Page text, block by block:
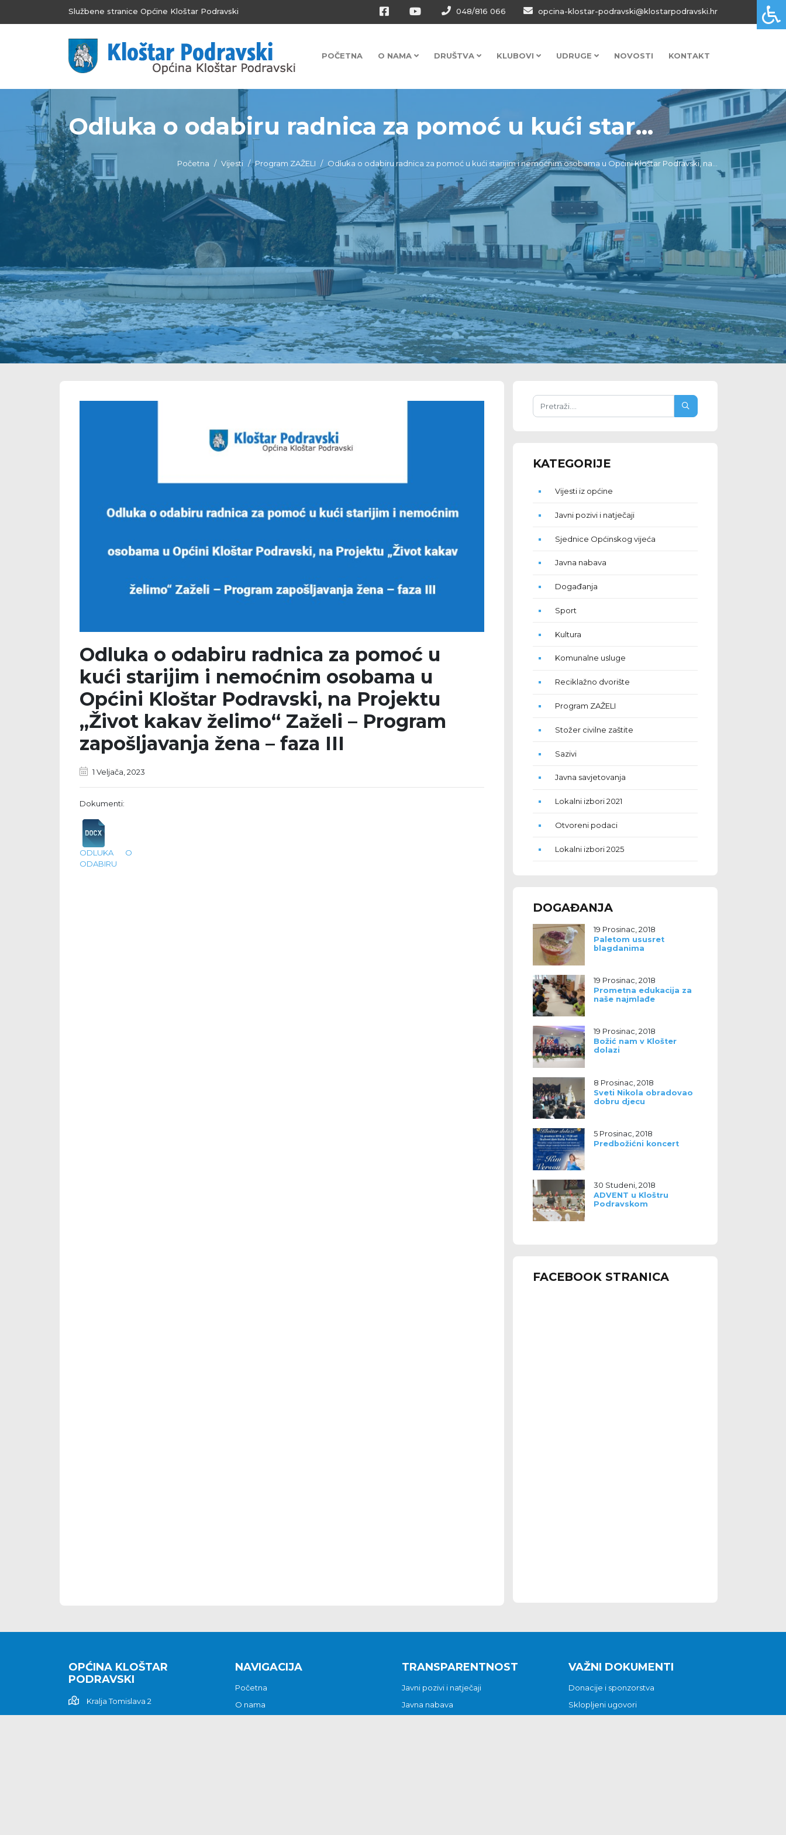
Službene stranice Općine Kloštar Podravski 048/816 066 opcina-klostar-podravski@klostarpodravski.hr
POČETNA O NAMA DRUŠTVA KLUBOVI UDRUGE NOVOSTI KONTAKT
Odluka o odabiru radnica za pomoć u kući star...
Početna Vijesti Program ZAŽELI Odluka o odabiru radnica za pomoć u kući starijim i nemoćnim osobama u Općini Kloštar Podravski, na...
Odluka o odabiru radnica za pomoć u
kući starijim i nemoćnim osobama u
Općini Kloštar Podravski, na Projektu
„Život kakav želimo“ Zaželi – Program
zapošljavanja žena – faza III
1 Veljača, 2023
Dokumenti:
ODLUKA O
ODABIRU
KATEGORIJE
Vijesti iz općine
Javni pozivi i natječaji
Sjednice Općinskog vijeća
Javna nabava
Događanja
Sport
Kultura
Komunalne usluge
Reciklažno dvorište
Program ZAŽELI
Stožer civilne zaštite
Sazivi
Javna savjetovanja
Lokalni izbori 2021
Otvoreni podaci
Lokalni izbori 2025
DOGAĐANJA
19 Prosinac, 2018
Paletom ususret
blagdanima
19 Prosinac, 2018
Prometna edukacija za
naše najmlađe
19 Prosinac, 2018
Božić nam v Klošter
dolazi
8 Prosinac, 2018
Sveti Nikola obradovao
dobru djecu
5 Prosinac, 2018
Predbožićni koncert
30 Studeni, 2018
ADVENT u Kloštru
Podravskom
FACEBOOK STRANICA
OPĆINA KLOŠTAR
PODRAVSKI
Kralja Tomislava 2
NAVIGACIJA
Početna
O nama
TRANSPARENTNOST
Javni pozivi i natječaji
Javna nabava
VAŽNI DOKUMENTI
Donacije i sponzorstva
Sklopljeni ugovori